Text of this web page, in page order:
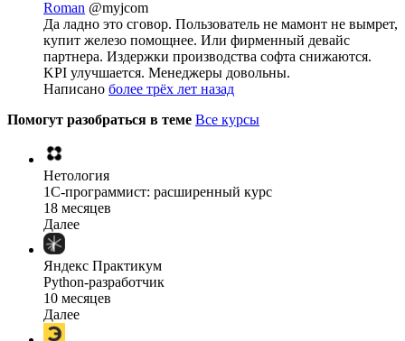
Roman @myjcom
Да ладно это сговор. Пользователь не мамонт не вымрет,
купит железо помощнее. Или фирменный девайс
партнера. Издержки производства софта снижаются.
KPI улучшается. Менеджеры довольны.
Написано более трёх лет назад
Помогут разобраться в теме Все курсы
Нетология
1C-программист: расширенный курс
18 месяцев
Далее
Яндекс Практикум
Python-разработчик
10 месяцев
Далее